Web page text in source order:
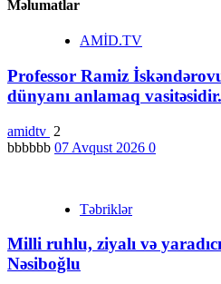
Məlumatlar
AMİD.TV
Professor Ramiz
dünyanı anlamaq vasitəsidir.
amidtv 2
bbbbbb 07 Avqust 2026 0
Təbriklər
Milli ruhlu, ziyalı və
Nəsiboğlu